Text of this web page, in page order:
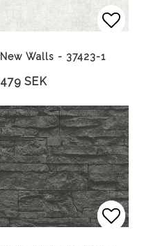
New Walls - 37423-1
479 SEK